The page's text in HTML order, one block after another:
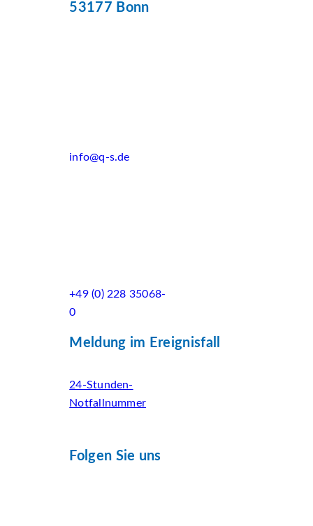
53177 Bonn
info@q-s.de
+49 (0) 228 35068-
0
Meldung im Ereignisfall
24-Stunden-
Notfallnummer
Folgen Sie uns